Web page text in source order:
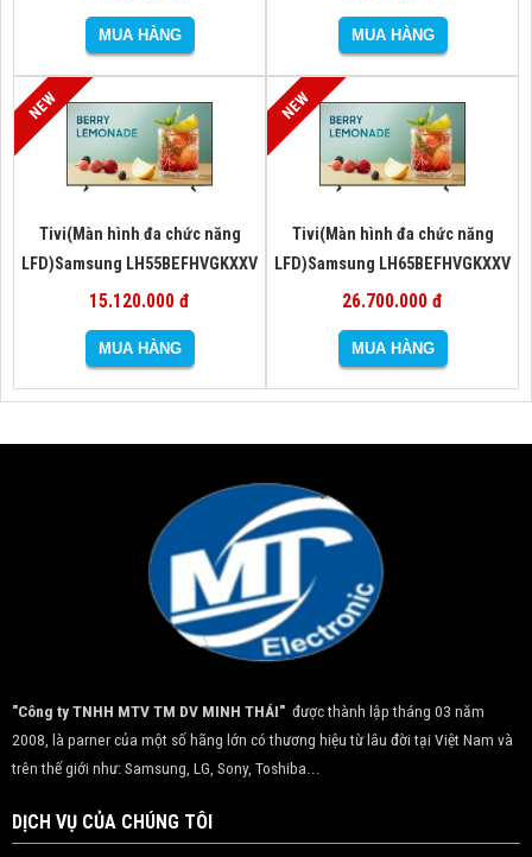
Tivi(Màn hình đa chức năng
LFD)Samsung LH55BEFHVGKXXV
15.120.000 đ
Tivi(Màn hình đa chức năng
LFD)Samsung LH65BEFHVGKXXV
26.700.000 đ
"Công ty TNHH MTV TM DV MINH THÁI" được thành lập tháng 03 năm
2008, là parner của một số hãng lớn có thương hiệu từ lâu đời tại Việt Nam và
trên thế giới như: Samsung, LG, Sony, Toshiba...
DỊCH VỤ CỦA CHÚNG TÔI